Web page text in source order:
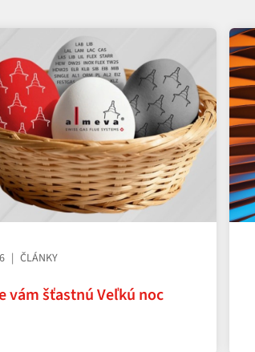
ČLÁNKY
vám šťastnú Veľkú noc